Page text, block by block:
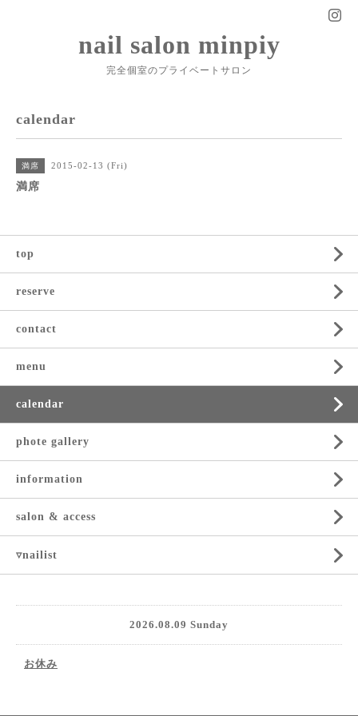
nail salon minpiy
完全個室のプライベートサロン
calendar
満席 2015-02-13 (Fri)
満席
top
reserve
contact
menu
calendar
phote gallery
information
salon & access
▿nailist
2026.08.09 Sunday
お休み